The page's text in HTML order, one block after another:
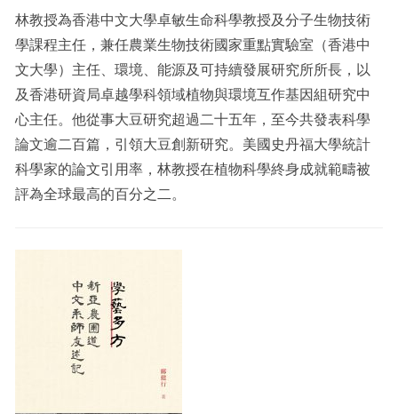
林教授為香港中文大學卓敏生命科學教授及分子生物技術
學課程主任，兼任農業生物技術國家重點實驗室（香港中
文大學）主任、環境、能源及可持續發展研究所所長，以
及香港研資局卓越學科領域植物與環境互作基因組研究中
心主任。他從事大豆研究超過二十五年，至今共發表科學
論文逾二百篇，引領大豆創新研究。美國史丹福大學統計
科學家的論文引用率，林教授在植物科學終身成就範疇被
評為全球最高的百分之二。